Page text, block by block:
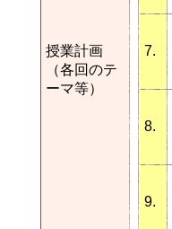
授業計画
（各回のテ
ーマ等）
7.
8.
9.